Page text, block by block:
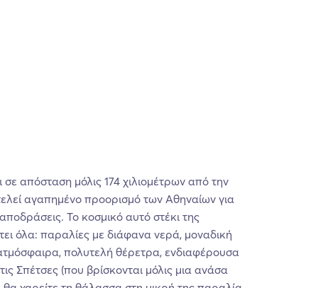
σε απόσταση μόλις 174 χιλιομέτρων από την
αγαπημένο προορισμό των Αθηναίων για
Το κοσμικό αυτό στέκι της
όλα: παραλίες με διάφανα νερά, μοναδική
πολυτελή θέρετρα, ενδιαφέρουσα
Σπέτσες (που βρίσκονται μόλις μια ανάσα